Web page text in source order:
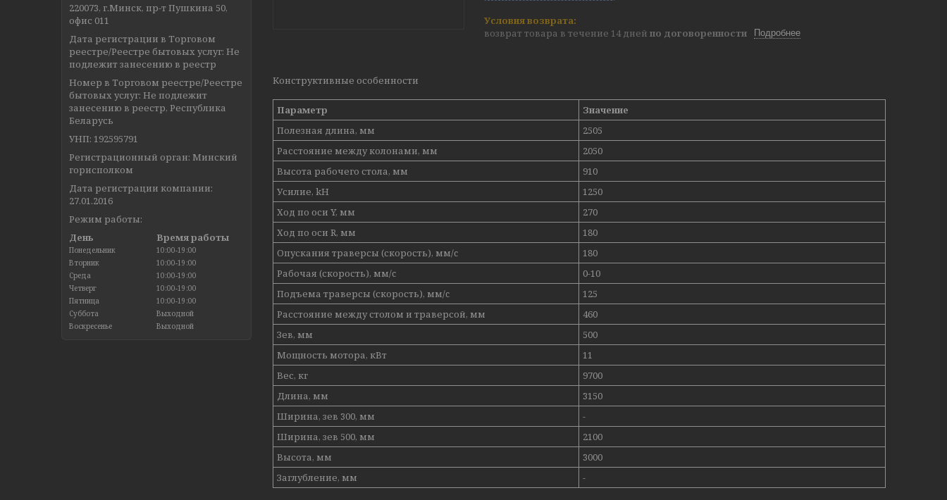
возврат товара в течение 14 дней по договоренности Подробнее
Конструктивные особенности
Параметр
Значение
Полезная длина, мм
2505
Расстояние между колонами, мм
2050
Высота рабочего стола, мм
910
Усилие, kH
1250
Ход по оси Y, мм
270
Ход по оси R, мм
180
Опускания траверсы (скорость), мм/c
180
Рабочая (скорость), мм/c
0-10
Подъема траверсы (скорость), мм/c
125
Расстояние между столом и траверсой, мм
460
Зев, мм
500
Мощность мотора, кВт
11
Вес, кг
9700
Длина, мм
3150
Ширина, зев 300, мм
-
Ширина, зев 500, мм
2100
Высота, мм
3000
Заглубление, мм
-
220073, г.Минск, пр-т Пушкина 50,
офис 011
Дата регистрации в Торговом
реестре/Реестре бытовых услуг: Не
подлежит занесению в реестр
Номер в Торговом реестре/Реестре
бытовых услуг: Не подлежит
занесению в реестр, Республика
Беларусь
УНП: 192595791
Регистрационный орган: Минский
горисполком
Дата регистрации компании:
27.01.2016
Режим работы:
День
Время работы
Понедельник
10:00-19:00
Вторник
10:00-19:00
Среда
10:00-19:00
Четверг
10:00-19:00
Пятница
10:00-19:00
Суббота
Выходной
Воскресенье
Выходной